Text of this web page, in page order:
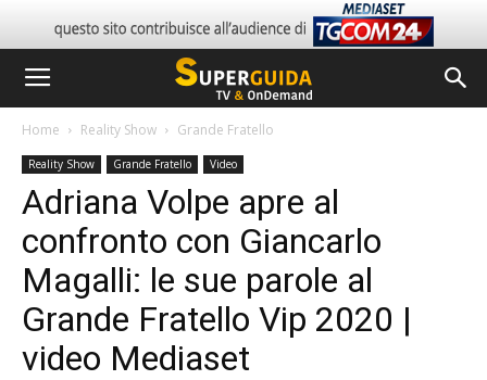
Home Reality Show Grande Fratello
Reality Show Grande Fratello Video
Adriana Volpe apre al
confronto con Giancarlo
Magalli: le sue parole al
Grande Fratello Vip 2020 |
video Mediaset